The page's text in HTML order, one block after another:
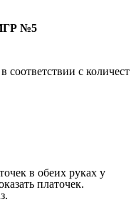
№5
с количест
в обеих руках у
платочек.